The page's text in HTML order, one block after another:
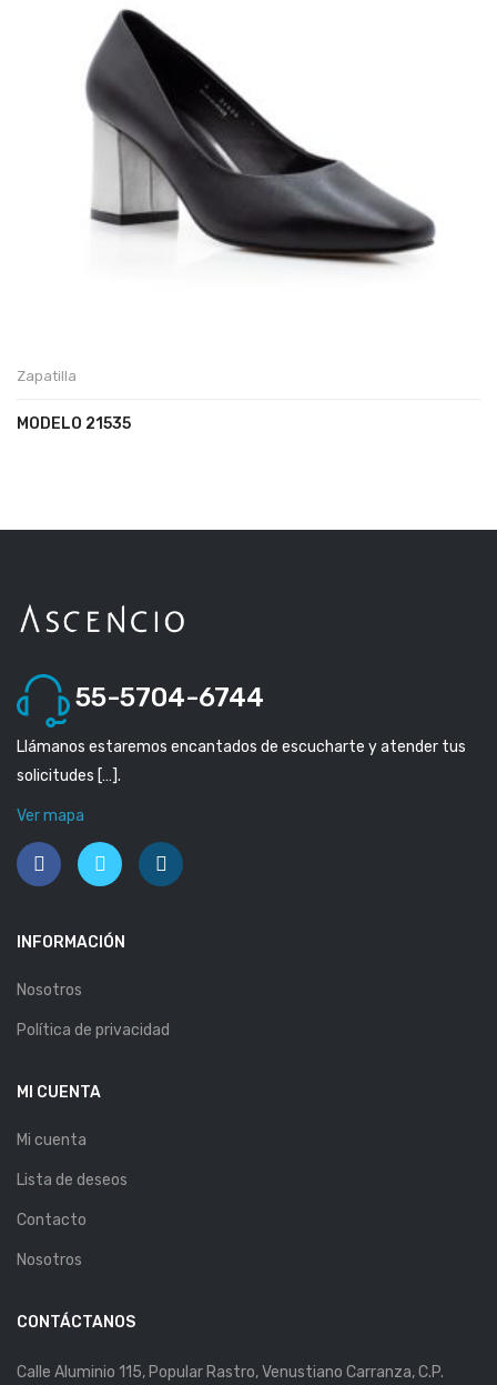
Zapatilla
MODELO 21535
55-5704-6744
Llámanos estaremos encantados de escucharte y atender tus
solicitudes […].
Ver mapa
INFORMACIÓN
Nosotros
Política de privacidad
MI CUENTA
Mi cuenta
Lista de deseos
Contacto
Nosotros
CONTÁCTANOS
Calle Aluminio 115, Popular Rastro, Venustiano Carranza, C.P.